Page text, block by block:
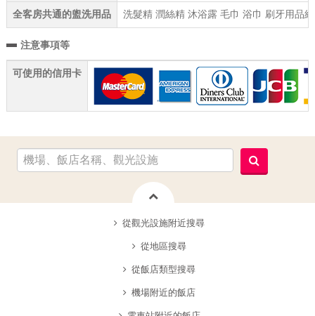
全客房共通的盥洗用品 洗髮精 潤絲精 沐浴露 毛巾 浴巾 刷牙用品
注意事項等
可使用的信用卡
從觀光設施附近搜尋
從地區搜尋
從飯店類型搜尋
機場附近的飯店